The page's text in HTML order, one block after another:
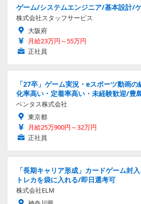
ゲーム/システムエンジニア/基本設計/
株式会社スタッフサービス
大阪府
月給23万円～55万円
正社員
「27卒」ゲーム実況・eスポーツ動画
化率高い・定着率高い・未経験歓迎/豊
ベンタス株式会社
東京都
月給25万900円～32万円
正社員
「長期キャリア形成」カードゲーム封
トレカを袋に入れる/即日選考可
株式会社ELM